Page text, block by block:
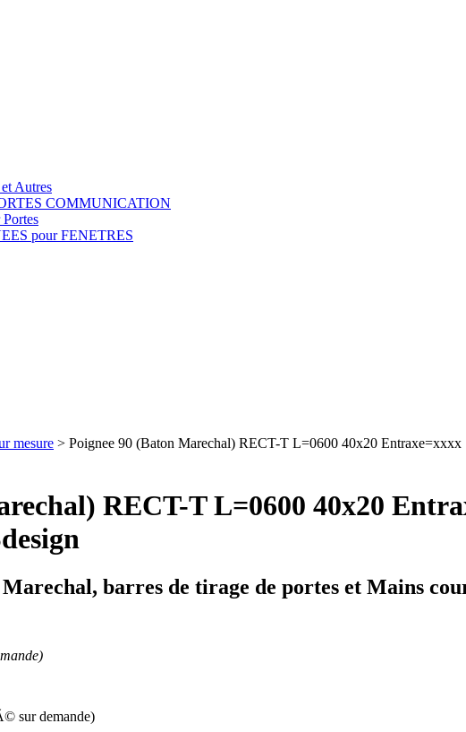
Autres
COMMUNICATION
pour FENETRES
mesure > Poignee 90 (Baton Marechal) RECT-T L=0600 40x20
RECT-T L=0600 40x20
Marechal, barres de tirage de portes et Mains
sur demande)